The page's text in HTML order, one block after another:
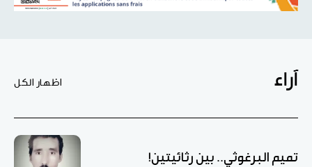
آراء اظهار الكل
تميم البرغوثي.. بين رثائيتين!